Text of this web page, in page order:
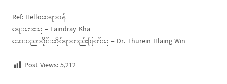
Ref: Helloဆရာဝန်
ရေးသားသူ – Eaindray Kha
ဆေးပညာပိုင်းဆိုင်ရာတည်းဖြတ်သူ – Dr. Thurein Hlaing Win
Post Views:5,212